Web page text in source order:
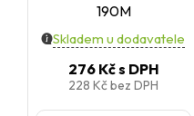
190M
Skladem u dodavatele
276 Kčs DPH
228 Kčbez DPH